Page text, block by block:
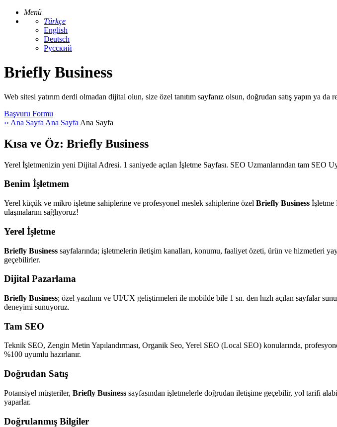
Menü
Türkçe
English
Deutsch
Русский
Briefly Business
Web sitesi yatırım derdi olmadan dijital olun, size özel tanıtım sayfanız olsun, doğrudan satış yapın ya
Başvuru Formu
‹‹ Ana Sayfa Ana Sayfa Ana Sayfa
Kısa ve Öz: Briefly Business
Yerel İşletmenizin yeni Dijital Adresi. 1 saniyede açılan İşletme Sayfası. SEO Uzmanlarından tam SEO
Benim İşletmem
Yerel küçük ve mikro işletme sahiplerine ve profesyonel meslek sahiplerine özel Briefly Business İşletme
ulaşmalarını sağlıyoruz!
Yerel İşletme
Briefly Business sayfalarında; işletmelerin iletişim kanalları, konumu, faaliyet özeti, ürün ve hizmetleri
geçebilirler.
Dijital Pazarlama
Briefly Business; özel yazılımı ve UI/UX geliştirmeleri ile mobilde bile 1 sn. den hızlı açılan sayfalar
deneyimi sunuyoruz.
Tam SEO
Teknik SEO, Zengin Metin Yapılandırması, Organik Seo, Yerel SEO (Local SEO) konularında,
%100 uyumlu hazırlanır.
Doğrudan Satış
Potansiyel müşteriler, Briefly Business sayfasından işletmelerle doğrudan iletişime geçebilir, yol tarifi
yaparlar.
Doğrulanmış Bilgiler